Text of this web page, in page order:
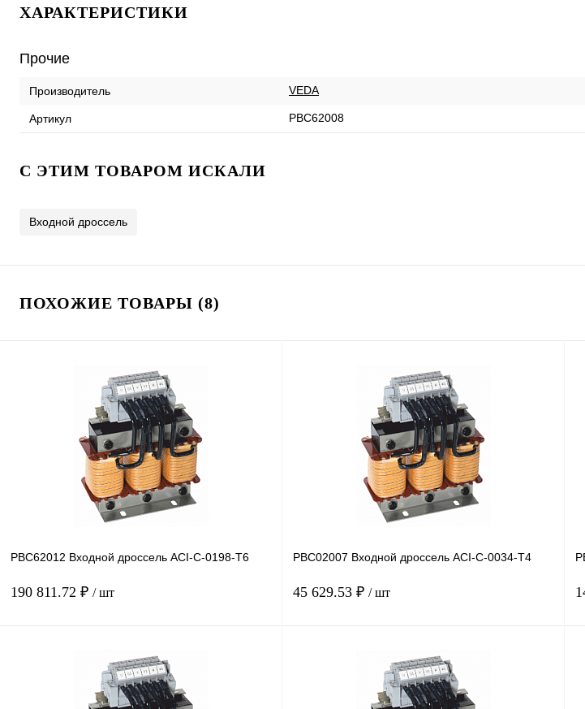
ХАРАКТЕРИСТИКИ
Прочие
Производитель VEDA
Артикул PBC62008
C ЭТИМ ТОВАРОМ ИСКАЛИ
Входной дроссель
ПОХОЖИЕ ТОВАРЫ (8)
PBC62012 Входной дроссель ACI-C-0198-T6
190 811.72 ₽ / шт
В корзину
Купить в 1 клик Сравнение
PBC02007 Входной дроссель ACI-C-0034-T4
45 629.53 ₽ / шт
В корзину
Купить в 1 клик Сравнение